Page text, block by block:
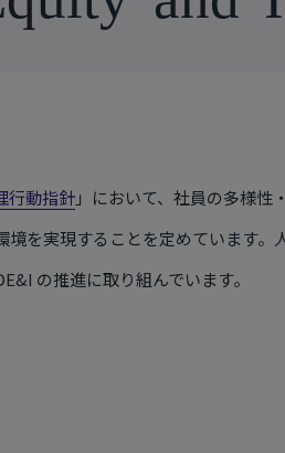
行動指針」において、社員の多様
境を実現することを定めています
の推進に取り組んでいます。